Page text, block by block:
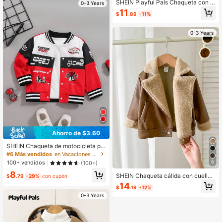
0-3 Years
Ahorro de $3.60
SHEIN Chaqueta de motocicleta pa
ra bebés niños con contraste de col
or, estampado de letra y cuello alto,
estilo calle y motocicleta. Apta para
otoño/invierno
#6 Más vendidos
en Vacaciones Ropa de abrigo para bebés niños
100+ vendidos
(100+)
$8.79 -29% con cupón
0-3 Years
SHEIN Playful Pals Chaqueta con c
remallera y cuello para bebé niño, e
stilo de moda streetwear, nueva col
$11 .89 -11%
0-3 Years
6
SHEIN Chaqueta cálida con cuello
alto para bebé niño, forrada térmica
mente para invierno y otoño
$14.19 -12%